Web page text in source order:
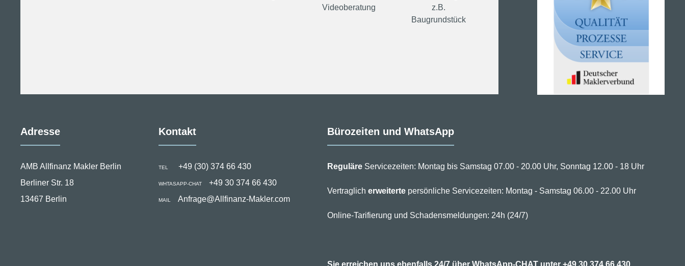
Videoberatung
z.B.
Baugrundstück
Adresse
AMB Allfinanz Makler Berlin
Berliner Str. 18
13467 Berlin
Kontakt
TEL +49 (30) 374 66 430
WHTASAPP-CHAT +49 30 374 66 430
MAIL Anfrage@Allfinanz-Makler.com
Bürozeiten und WhatsApp
ReguläreServicezeiten: Montag bis Samstag 07.00 - 20.00 Uhr, Sonntag 12.00 - 18 Uhr
Vertraglich erweitertepersönliche Servicezeiten: Montag - Samstag 06.00 - 22.00 Uhr
Online-Tarifierung und Schadensmeldungen: 24h (24/7)
Sie erreichen uns ebenfalls 24/7 über WhatsApp-CHAT unter +49 30 374 66 430.